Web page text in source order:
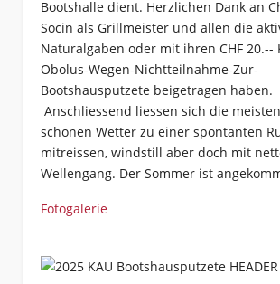
Bootshalle dient. Herzlichen Dank an
Socin als Grillmeister und allen die
Naturalgaben oder mit ihren CHF 20.--
Obolus-Wegen-Nichtteilnahme-Zur-
Bootshausputzete beigetragen haben.
Anschliessend liessen sich die
schönen Wetter zu einer spontanten
mitreissen, windstill aber doch mit
Wellengang. Der Sommer ist
Fotogalerie